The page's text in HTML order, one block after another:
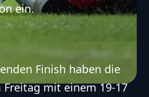
ein.
Finish haben die
Freitag mit einem 19-17